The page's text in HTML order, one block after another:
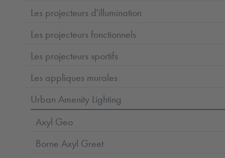
Les projecteurs d'illumination
Les projecteurs fonctionnels
Les projecteurs sportifs
Les appliques murales
Urban Amenity Lighting
Axyl Geo
Borne Axyl Greet